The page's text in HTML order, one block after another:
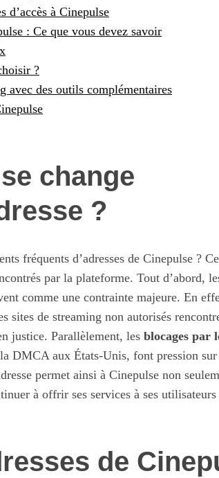
d’accès à Cinepulse
: Ce que vous devez savoir
?
avec des outils complémentaires
change
?
fréquents d’adresses de Cinepulse ?
par la plateforme. Tout d’abord,
comme une contrainte majeure. En
sites de streaming non autorisés
justice. Parallèlement, les blocages par
DMCA aux États-Unis, font pression
permet ainsi à Cinepulse non
à offrir ses services à ses utilisateurs
de
temps au
Transporter
courses